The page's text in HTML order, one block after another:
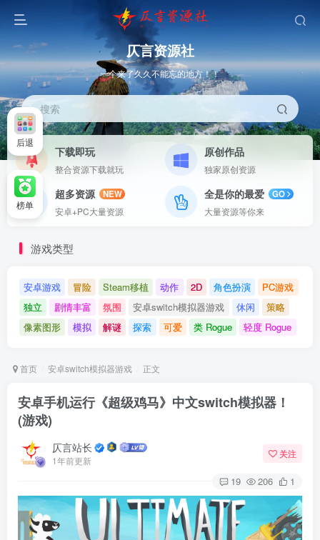
仄言资源社
一个来了久久不能忘的地方！！
搜索
下载即玩
整合资源下载就玩
原创作品
独家原创资源
超多资源
NEW
安卓+PC大量资源
全是你的最爱
GO
大量资源等你来
游戏类型
安卓游戏 冒险 Steam移植 动作 2D 角色扮演
PC游戏
独立
剧情丰富 氛围 安卓switch模拟器游戏 休闲
策略
像素图形
模拟 解谜 探索 可爱 类 Rogue 轻度 Rogue
首页 安卓switch模拟器游戏 正文
安卓手机运行《超级鸡马》中文switch模拟器！
(游戏)
仄言站长
1年前更新
关注
19 206 1
后退
榜单